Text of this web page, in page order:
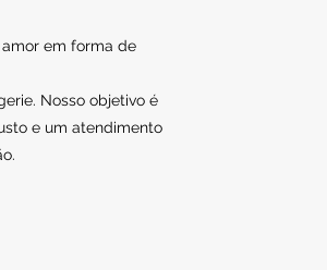
em forma de
Nosso objetivo é
e um atendimento